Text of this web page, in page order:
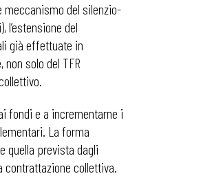
meccanismo del silenzio-
del
già effettuate in
solo del TFR
fondi e a incrementarne i
La forma
quella prevista dagli
collettiva.